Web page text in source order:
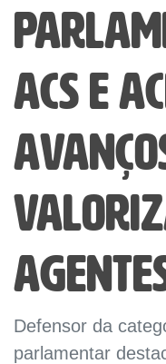
ACS e
Defensor da
parlamentar